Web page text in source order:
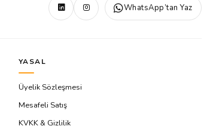
WhatsApp’tan Yaz
YASAL
Üyelik Sözleşmesi
Mesafeli Satış
KVKK & Gizlilik